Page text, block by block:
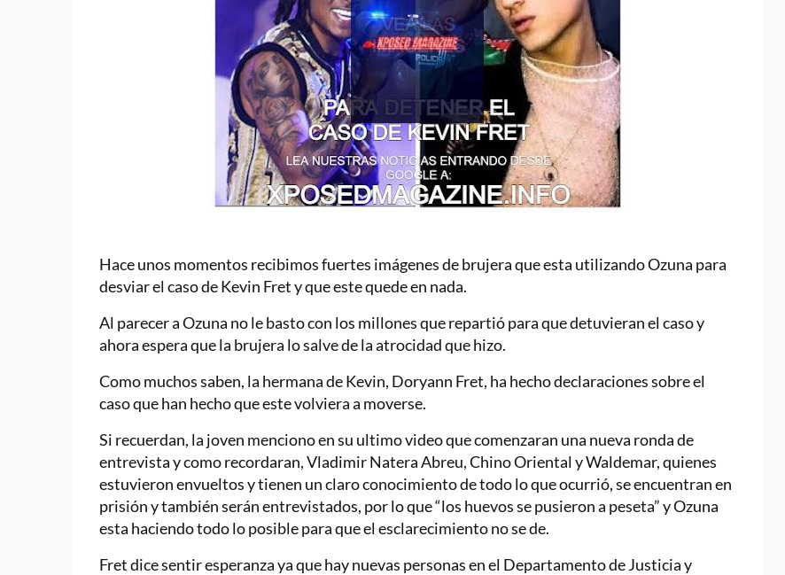
Hace unos momentos recibimos fuertes imágenes de brujera que esta utilizando Ozuna para
desviar el caso de Kevin Fret y que este quede en nada.
Al parecer a Ozuna no le basto con los millones que repartió para que detuvieran el caso y
ahora espera que la brujera lo salve de la atrocidad que hizo.
Como muchos saben, la hermana de Kevin, Doryann Fret, ha hecho declaraciones sobre el
caso que han hecho que este volviera a moverse.
Si recuerdan, la joven menciono en su ultimo video que comenzaran una nueva ronda de
entrevista y como recordaran, Vladimir Natera Abreu, Chino Oriental y Waldemar, quienes
estuvieron envueltos y tienen un claro conocimiento de todo lo que ocurrió, se encuentran en
prisión y también serán entrevistados, por lo que “los huevos se pusieron a peseta” y Ozuna
esta haciendo todo lo posible para que el esclarecimiento no se de.
Fret dice sentir esperanza ya que hay nuevas personas en el Departamento de Justicia y